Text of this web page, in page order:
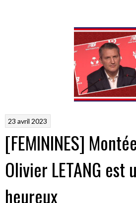
23 avril 2023
[FEMININES]
Olivier LETANG est
heureux